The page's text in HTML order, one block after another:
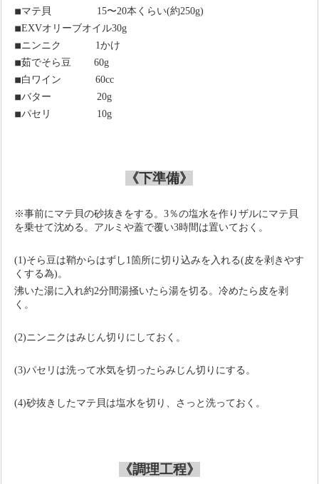
◾マテ貝 15〜20本くらい(約250g)
◾EXVオリーブオイル30g
◾ニンニク 1かけ
◾茹でそら豆
60g
◾白ワイン
60cc
◾バター
20g
◾パセリ 10g
《下準備》
※事前にマテ貝の砂抜きをする。3％の塩水を作りザルにマテ貝
を乗せて沈める。アルミや蓋で覆い3時間は置いておく。
(1)そら豆は鞘からはずし1箇所に切り込みを入れる(皮を剥きやす
くする為)。
沸いた湯に入れ約2分間湯掻いたら湯を切る。冷めたら皮を剥
く。
(2)ニンニクはみじん切りにしておく。
(3)パセリは洗って水気を切ったらみじん切りにする。
(4)砂抜きしたマテ貝は塩水を切り、さっと洗っておく。
《調理工程》